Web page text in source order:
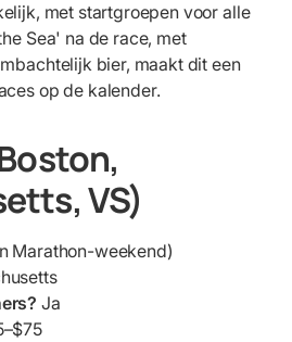
met startgroepen voor alle
Sea' na de race, met
bier, maakt dit een
op de kalender.
VS)
Marathon-weekend)
Ja